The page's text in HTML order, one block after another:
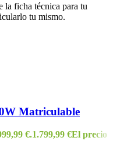
la ficha técnica para tu
tu mismo.
Matriculable
€.1.799,99 €El precio